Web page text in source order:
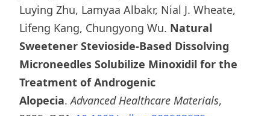
Luying Zhu, Lamyaa Albakr, Nial J. Wheate,
Lifeng Kang, Chungyong Wu. Natural
Sweetener Stevioside‐Based Dissolving
Microneedles Solubilize Minoxidil for the
Treatment of Androgenic
Alopecia.Advanced Healthcare Materials,